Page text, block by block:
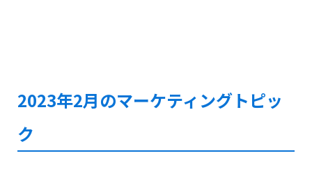
オススメや検索結果での表示が強化される
新たな収益化コンテンツ「
登録者数に応じてクリエイターが収益を得ることが
2023年2月のマーケティングトピッ
ク